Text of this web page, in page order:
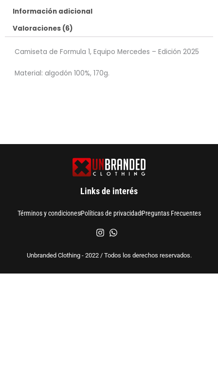
Información adicional
Valoraciones (6)
Camiseta de Formula 1, Equipo Mercedes – Edición 2025
Material: algodón 100%, 170g.
Links de interés
Términos y condicionesPolíticas de privacidadPreguntas Frecuentes
Unbranded Clothing - 2022 / Todos los derechos reservados.